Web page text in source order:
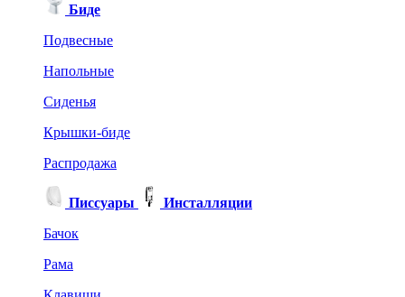
Биде
Подвесные
Напольные
Сиденья
Крышки-биде
Распродажа
Писсуары
Инсталляции
Бачок
Рама